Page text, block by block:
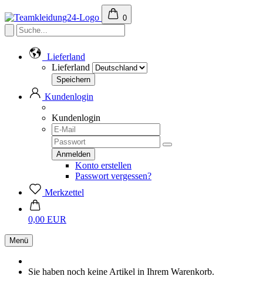
0
Lieferland
Lieferland
Kundenlogin
Kundenlogin
Konto erstellen
Passwort vergessen?
Merkzettel
0,00 EUR
Menü
Sie haben noch keine Artikel in Ihrem Warenkorb.